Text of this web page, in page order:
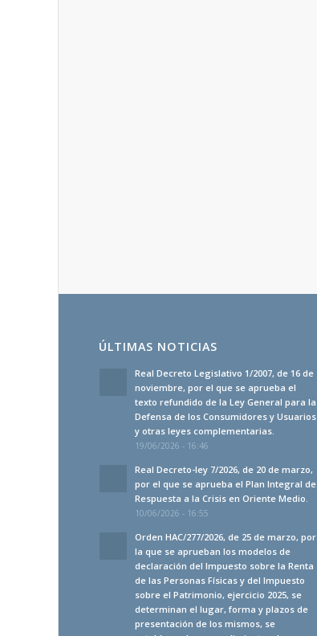
ÚLTIMAS NOTICIAS
Real Decreto Legislativo 1/2007, de 16 de
noviembre, por el que se aprueba el
texto refundido de la Ley General para la
Defensa de los Consumidores y Usuarios
y otras leyes complementarias.
19/06/2026 - 16:46
Real Decreto-ley 7/2026, de 20 de marzo,
por el que se aprueba el Plan Integral de
Respuesta a la Crisis en Oriente Medio.
10/06/2026 - 16:55
Orden HAC/277/2026, de 25 de marzo, por
la que se aprueban los modelos de
declaración del Impuesto sobre la Renta
de las Personas Físicas y del Impuesto
sobre el Patrimonio, ejercicio 2025, se
determinan el lugar, forma y plazos de
presentación de los mismos, se